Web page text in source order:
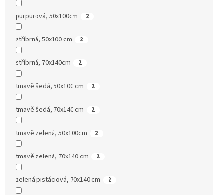
purpurová, 50x100cm 2
stříbrná, 50x100 cm 2
stříbrná, 70x140cm 2
tmavě šedá, 50x100 cm 2
tmavě šedá, 70x140 cm 2
tmavě zelená, 50x100cm 2
tmavě zelená, 70x140 cm 2
zelená pistáciová, 70x140 cm 2